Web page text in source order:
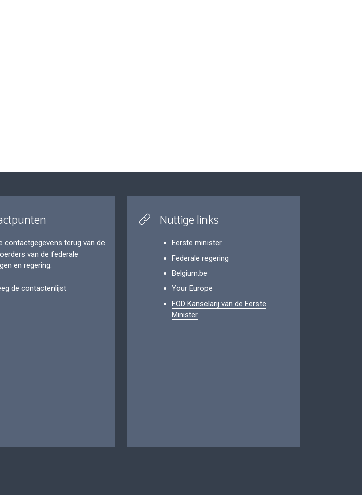
contactgegevens terug van de
van de federale
en regering.
de contactenlijst
Nuttige links
Eerste minister
Federale regering
Belgium.be
Your Europe
FOD Kanselarij van de Eerste
Minister